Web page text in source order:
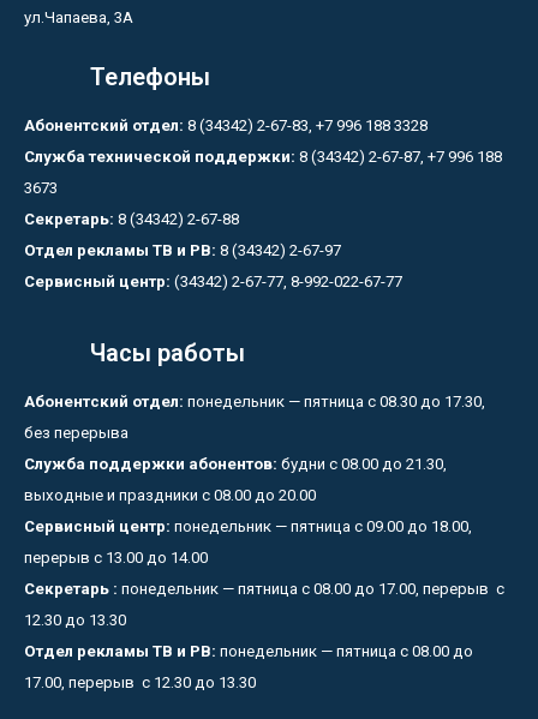
ул.Чапаева, 3А
Телефоны
Абонентский отдел: 8 (34342) 2-67-83, +7 996 188 3328
Служба технической поддержки: 8 (34342) 2-67-87, +7 996 188
3673
Секретарь: 8 (34342) 2-67-88
Отдел рекламы ТВ и РВ: 8 (34342) 2-67-97
Сервисный центр: (34342) 2-67-77, 8-992-022-67-77
Часы работы
Абонентский отдел: понедельник — пятница с 08.30 до 17.30,
без перерыва
Служба поддержки абонентов: будни с 08.00 до 21.30,
выходные и праздники с 08.00 до 20.00
Сервисный центр: понедельник — пятница с 09.00 до 18.00,
перерыв с 13.00 до 14.00
Секретарь : понедельник — пятница с 08.00 до 17.00, перерыв с
12.30 до 13.30
Отдел рекламы ТВ и РВ: понедельник — пятница с 08.00 до
17.00, перерыв с 12.30 до 13.30